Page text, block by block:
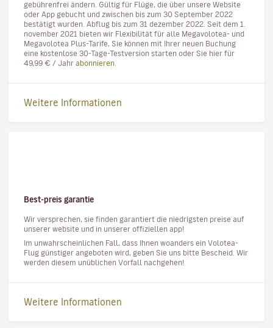
gebührenfrei ändern. Gültig für Flüge, die über unsere Website
oder App gebucht und zwischen bis zum 30 September 2022
bestätigt wurden. Abflug bis zum 31 dezember 2022. Seit dem 1.
november 2021 bieten wir Flexibilität für alle Megavolotea- und
Megavolotea Plus-Tarife, Sie können mit Ihrer neuen Buchung
eine kostenlose 30-Tage-Testversion starten oder Sie hier für
49,99 € / Jahr abonnieren
Weitere Informationen
Best-preis garantie
Wir versprechen, sie finden garantiert die niedrigsten preise auf
unserer website und in unserer offiziellen app!
Im unwahrscheinlichen Fall, dass Ihnen woanders ein Volotea-
Flug günstiger angeboten wird, geben Sie uns bitte Bescheid. Wir
werden diesem unüblichen Vorfall nachgehen!
Weitere Informationen